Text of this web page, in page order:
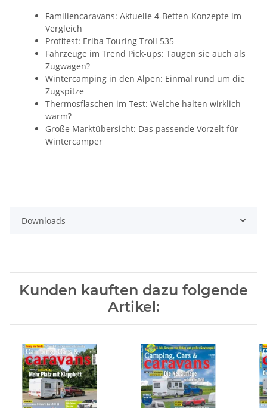
Familiencaravans: Aktuelle 4-Betten-Konzepte im
Vergleich
Profitest: Eriba Touring Troll 535
Fahrzeuge im Trend Pick-ups: Taugen sie auch als
Zugwagen?
Wintercamping in den Alpen: Einmal rund um die
Zugspitze
Thermosflaschen im Test: Welche halten wirklich
warm?
Große Marktübersicht: Das passende Vorzelt für
Wintercamper
Downloads
Kunden kauften dazu folgende
Artikel: